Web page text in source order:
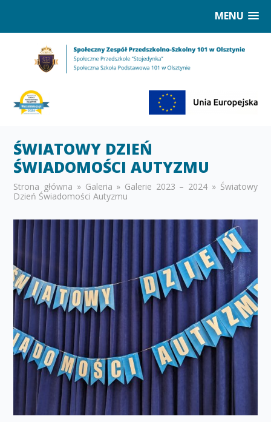
MENU
ŚWIATOWY DZIEŃ
ŚWIADOMOŚCI AUTYZMU
Strona główna » Galeria » Galerie 2023 – 2024 » Światowy
Dzień Świadomości Autyzmu